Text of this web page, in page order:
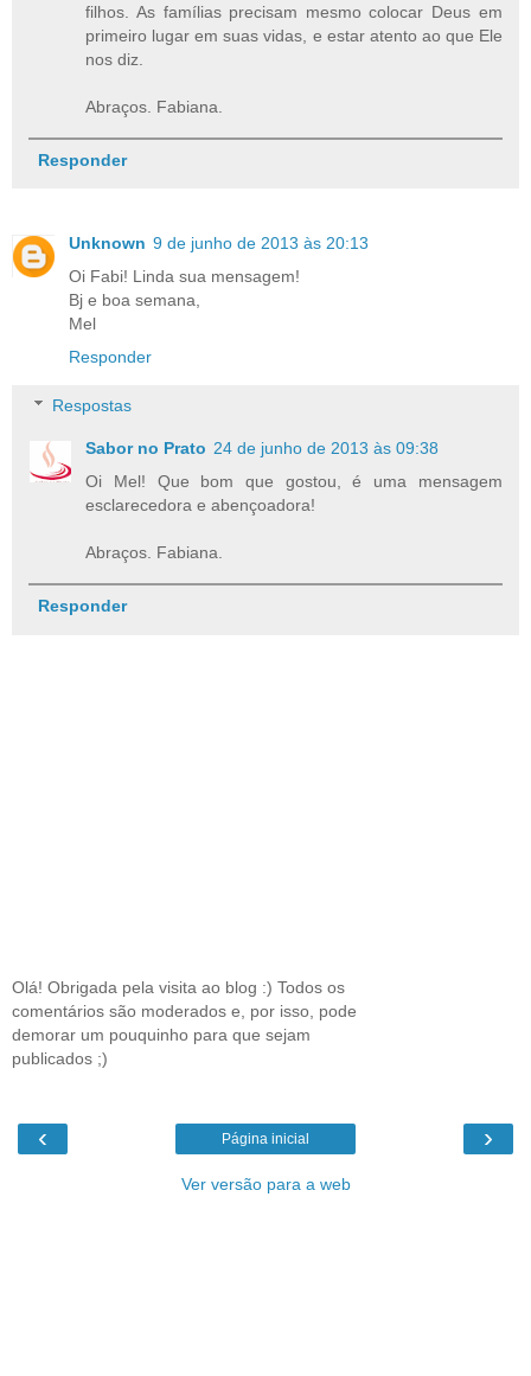
filhos. As famílias precisam mesmo colocar Deus em
primeiro lugar em suas vidas, e estar atento ao que Ele
nos diz.
Abraços. Fabiana.
Responder
Unknown 9 de junho de 2013 às 20:13
Oi Fabi! Linda sua mensagem!
Bj e boa semana,
Mel
Responder
Respostas
Sabor no Prato 24 de junho de 2013 às 09:38
Oi Mel! Que bom que gostou, é uma mensagem
esclarecedora e abençoadora!
Abraços. Fabiana.
Responder
Olá! Obrigada pela visita ao blog :) Todos os
comentários são moderados e, por isso, pode
demorar um pouquinho para que sejam
publicados ;)
‹ ›
Página inicial
Ver versão para a web